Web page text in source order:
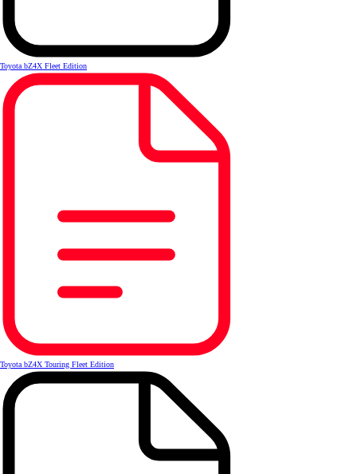
Toyota bZ4X Fleet Edition
Toyota bZ4X Touring Fleet Edition